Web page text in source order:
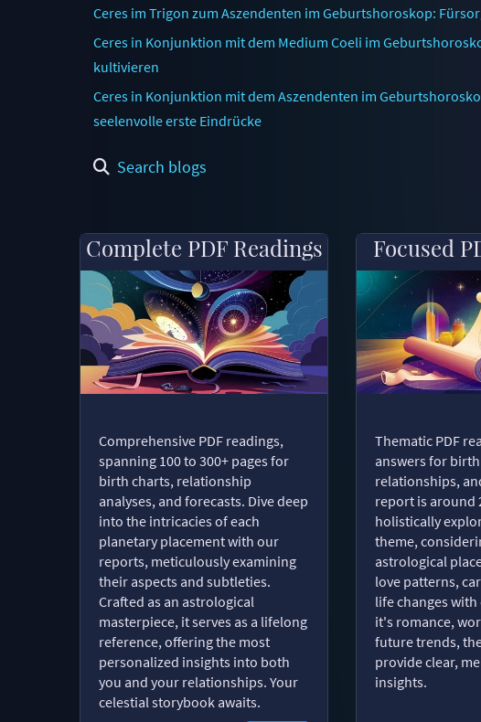
Ceres im Trigon zum Aszendenten im Geburtshoroskop:
Ceres in Konjunktion mit dem Medium Coeli im
kultivieren
Ceres in Konjunktion mit dem Aszendenten im
seelenvolle erste Eindrücke
Search blogs
Complete PDF Readings
Comprehensive PDF readings,
spanning 100 to 300+ pages for
birth charts, relationship
analyses, and forecasts. Dive deep
into the intricacies of each
planetary placement with our
reports, meticulously examining
their aspects and subtleties.
Crafted as an astrological
masterpiece, it serves as a lifelong
reference, offering the most
personalized insights into both
you and your relationships. Your
celestial storybook awaits.
Focused
Thematic PDF
answers for
relationships,
report is around
holistically
theme,
astrological
love patterns,
life changes
it's romance,
future trends,
provide clear,
insights.